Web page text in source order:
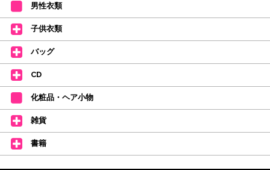
男性衣類
子供衣類
バッグ
CD
化粧品・ヘア小物
雑貨
書籍